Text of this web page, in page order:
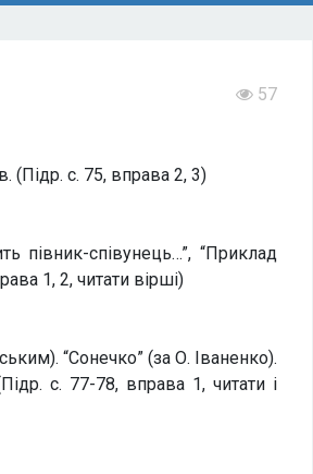
57
(Підр. с. 75, вправа 2, 3)
півник-співунець…”, “Приклад
1, 2, читати вірші)
“Сонечко” (за О. Іваненко).
с. 77-78, вправа 1, читати і